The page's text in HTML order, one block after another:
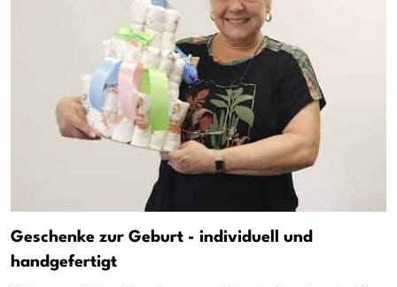
Geschenke zur Geburt - individuell und
handgefertigt